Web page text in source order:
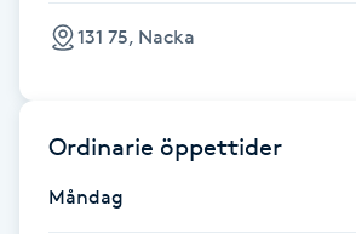
Hypnos
Hårborttagning
Hårbottenbehandling
131 75, Nacka
Ordinarie öppettider
Måndag